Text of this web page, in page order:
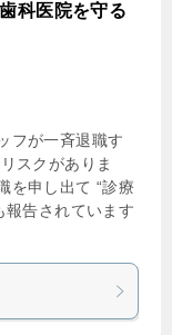
科医院を守る
フが一斉退職す
スクがありま
を申し出て “診療
報告されています​